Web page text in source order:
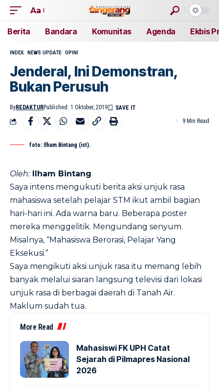
Aa
Berita Bandara Komunitas Agenda Ekbis
INDEX NEWS UPDATE OPINI
Jenderal, Ini Demonstran,
Bukan Perusuh
ByREDAKTURPublished: 1 Oktober, 2019
9 Min Read
foto: Ilham Bintang (ist).
Oleh:Ilham Bintang
Saya intens mengukuti berita aksi unjuk rasa
mahasiswa setelah pelajar STM ikut ambil bagian
hari-hari ini. Ada warna baru. Beberapa poster
mereka menggelitik. Mengundang senyum.
Misalnya, “Mahasiswa Berorasi, Pelajar Yang
Eksekusi.”
Saya mengikuti aksi unjuk rasa itu memang lebih
banyak melalui siaran langsung televisi dari lokasi
unjuk rasa di berbagai daerah di Tanah Air.
Maklum sudah tua.
More Read
Mahasiswi FK UPH Catat
Sejarah di Pilmapres Nasional
2026